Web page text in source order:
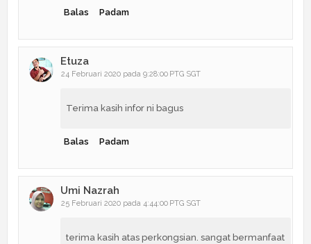
Balas Padam
Etuza
24 Februari 2020 pada 9:28:00 PTG SGT
Terima kasih infor ni bagus
Balas Padam
Umi Nazrah
25 Februari 2020 pada 4:44:00 PTG SGT
terima kasih atas perkongsian. sangat bermanfaat